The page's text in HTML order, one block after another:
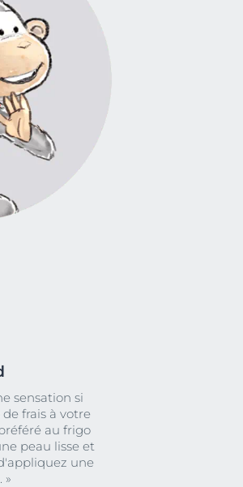
sensation si
frais à votre
au frigo
peau lisse et
une
»